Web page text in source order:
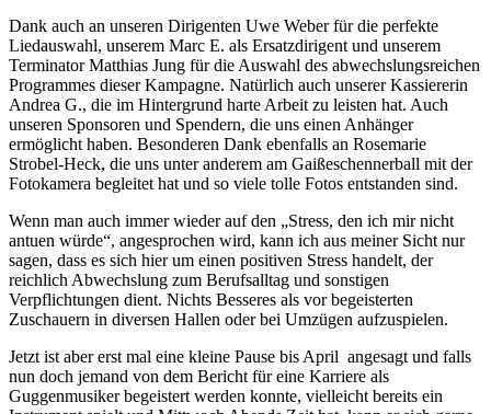
Dank auch an unseren Dirigenten Uwe Weber für die perfekte
Liedauswahl, unserem Marc E. als Ersatzdirigent und unserem
Terminator Matthias Jung für die Auswahl des abwechslungsreichen
Programmes dieser Kampagne. Natürlich auch unserer Kassiererin
Andrea G., die im Hintergrund harte Arbeit zu leisten hat. Auch
unseren Sponsoren und Spendern, die uns einen Anhänger
ermöglicht haben. Besonderen Dank ebenfalls an Rosemarie
Strobel-Heck, die uns unter anderem am Gaißeschennerball mit der
Fotokamera begleitet hat und so viele tolle Fotos entstanden sind.
Wenn man auch immer wieder auf den „Stress, den ich mir nicht
antuen würde“, angesprochen wird, kann ich aus meiner Sicht nur
sagen, dass es sich hier um einen positiven Stress handelt, der
reichlich Abwechslung zum Berufsalltag und sonstigen
Verpflichtungen dient. Nichts Besseres als vor begeisterten
Zuschauern in diversen Hallen oder bei Umzügen aufzuspielen.
Jetzt ist aber erst mal eine kleine Pause bis April angesagt und falls
nun doch jemand von dem Bericht für eine Karriere als
Guggenmusiker begeistert werden konnte, vielleicht bereits ein